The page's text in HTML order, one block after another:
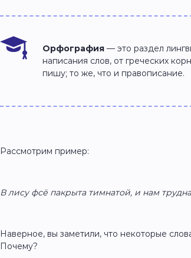
Орфография — это раздел
написания слов, от греческих
пишу; то же, что и правописание.
Рассмотрим пример:
В лису фсё пакрыта тимнатой, и нам
Наверное, вы заметили, что некоторые
Почему?